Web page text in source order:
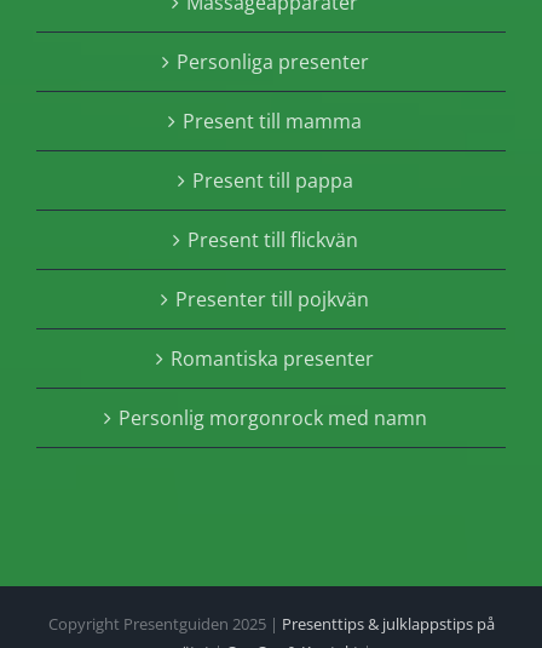
Personliga presenter
Present till mamma
Present till pappa
Present till flickvän
Presenter till pojkvän
Romantiska presenter
Personlig morgonrock med namn
Copyright Presentguiden 2025 | Presenttips & julklappstips på